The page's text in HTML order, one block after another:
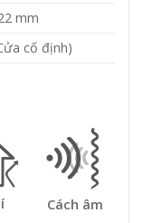
mm
cố định)
Cách âm